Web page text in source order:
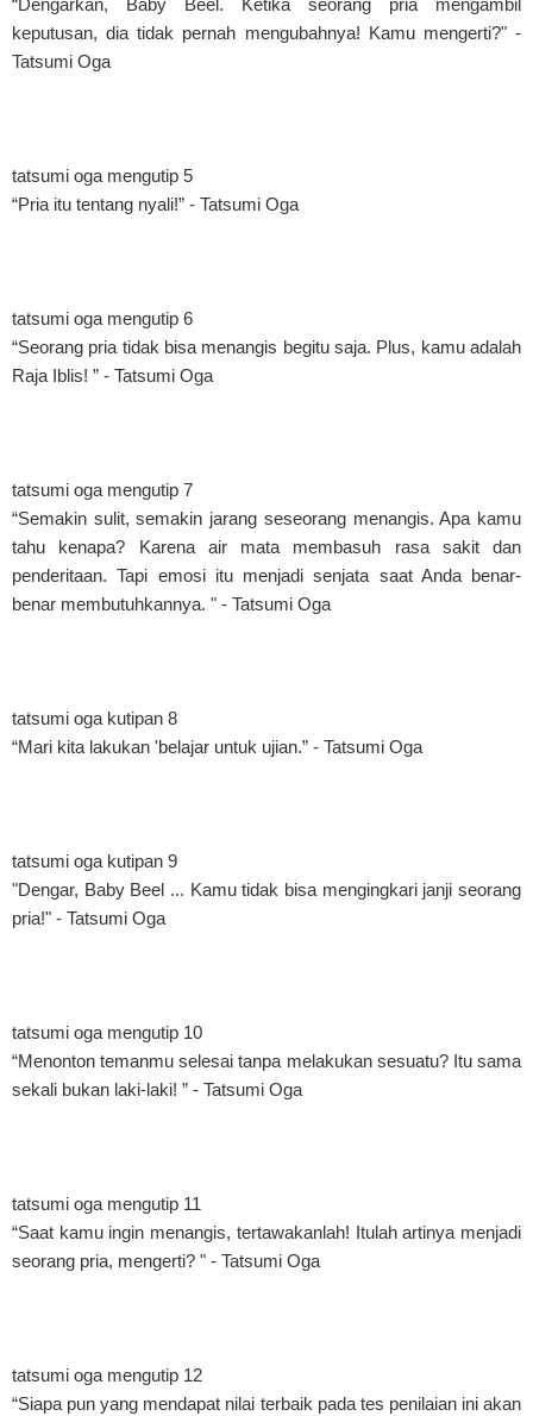
“Dengarkan, Baby Beel. Ketika seorang pria mengambil
keputusan, dia tidak pernah mengubahnya! Kamu mengerti?" -
Tatsumi Oga
tatsumi oga mengutip 5
“Pria itu tentang nyali!” - Tatsumi Oga
tatsumi oga mengutip 6
“Seorang pria tidak bisa menangis begitu saja. Plus, kamu adalah
Raja Iblis! ” - Tatsumi Oga
tatsumi oga mengutip 7
“Semakin sulit, semakin jarang seseorang menangis. Apa kamu
tahu kenapa? Karena air mata membasuh rasa sakit dan
penderitaan. Tapi emosi itu menjadi senjata saat Anda benar-
benar membutuhkannya. " - Tatsumi Oga
tatsumi oga kutipan 8
“Mari kita lakukan 'belajar untuk ujian.” - Tatsumi Oga
tatsumi oga kutipan 9
"Dengar, Baby Beel ... Kamu tidak bisa mengingkari janji seorang
pria!" - Tatsumi Oga
tatsumi oga mengutip 10
“Menonton temanmu selesai tanpa melakukan sesuatu? Itu sama
sekali bukan laki-laki! ” - Tatsumi Oga
tatsumi oga mengutip 11
“Saat kamu ingin menangis, tertawakanlah! Itulah artinya menjadi
seorang pria, mengerti? " - Tatsumi Oga
tatsumi oga mengutip 12
“Siapa pun yang mendapat nilai terbaik pada tes penilaian ini akan